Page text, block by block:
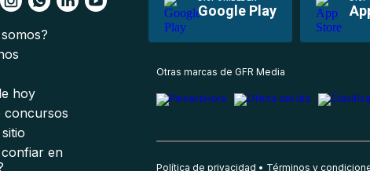
Google Play
hoy
concursos
en
Otras marcas de GFR Media
Política de privacidad Términos y